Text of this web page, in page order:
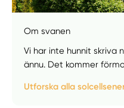
Om svanen
Vi har inte hunnit skriva
ännu. Det kommer
Utforska alla